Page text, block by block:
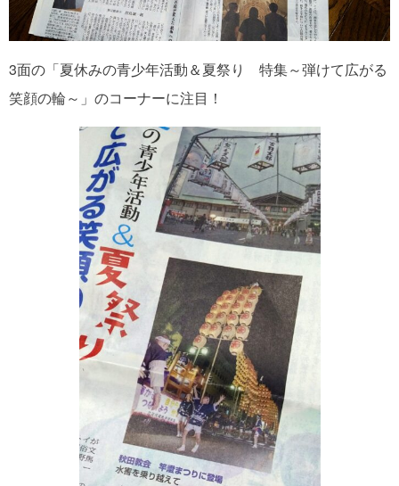
3面の「夏休みの青少年活動＆夏祭り 特集～弾けて広がる
笑顔の輪～」のコーナーに注目！